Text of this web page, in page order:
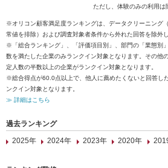
ただし、体験のみの利用は
※オリコン顧客満足度ランキングは、データクリーニング
常値を排除）および調査対象者条件から外れた回答を除外
※「総合ランキング」、「評価項目別」、部門の「業態別
数を満たした企業のみランクイン対象となります。その他
定人数の半数以上の企業がランクイン対象となります。
※総合得点が60.0点以上で、他人に薦めたくないと回答し
ンクイン対象となります。
≫ 詳細はこちら
過去ランキング
2025年
2024年 2023年 2020年